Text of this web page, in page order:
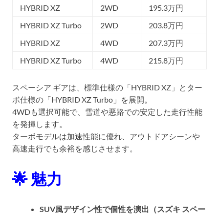
HYBRID XZ 2WD
195.3万円
HYBRID XZ Turbo
2WD
203.8万円
HYBRID XZ
4WD
207.3万円
HYBRID XZ Turbo
4WD 215.8万円
スペーシア ギアは、標準仕様の「HYBRID XZ」とター
ボ仕様の「HYBRID XZ Turbo」を展開。
4WDも選択可能で、雪道や悪路での安定した走行性能
を発揮します。
ターボモデルは加速性能に優れ、アウトドアシーンや
高速走行でも余裕を感じさせます。
🌟 魅力
SUV風デザイン性で個性を演出（スズキ スペー